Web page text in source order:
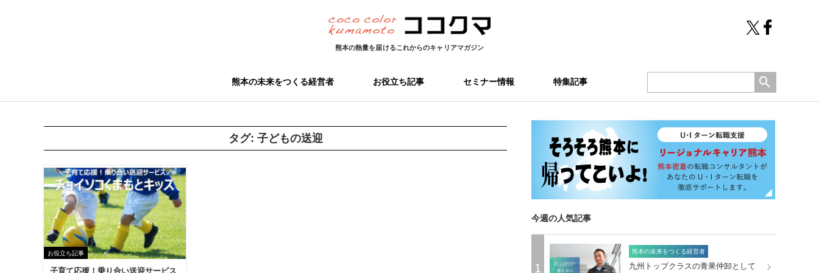
熊本の熱量を届けるこれからのキャリアマガジン
熊本の未来をつくる経営者 お役立ち記事 セミナー情報 特集記事
タグ: 子どもの送迎
お役立ち記事
子育て応援！乗り合い送迎サービス
今週の人気記事
1
熊本の未来をつくる経営者
九州トップクラスの青果仲卸として